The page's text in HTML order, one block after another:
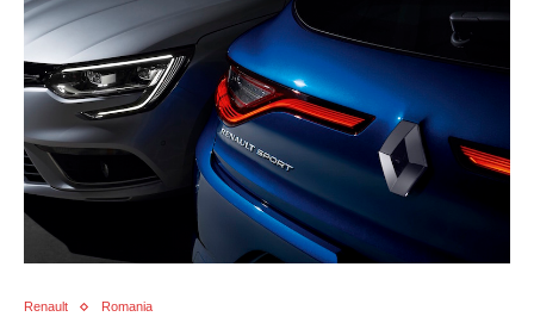
Renault Romania